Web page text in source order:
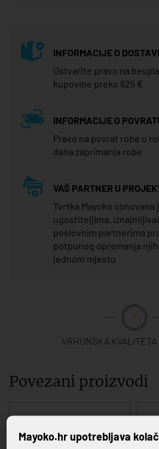
INFORMACIJE O DOSTAVI
Ostvarite pravo na
kupovine preko 625 €
INFORMACIJE O
Pravo na povrat robe u
dana zaprimanja robe
VAŠ PARTNER U
Tvrtka Mayoko osnovana
ugostiteljima,
poslovnim partnerima
potpunog opremanja
jednom mjestu
VRHUNSKA KVALITETA
Povezani proizvodi
Mayoko.hr upotrebljava